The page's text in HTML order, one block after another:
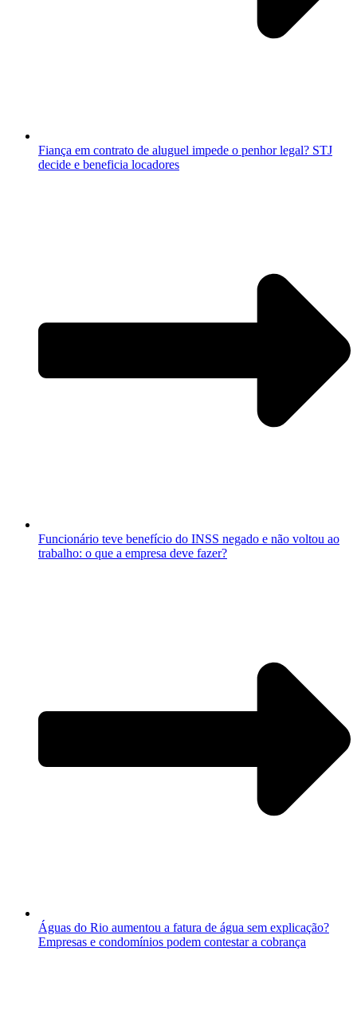
Fiança em contrato de aluguel impede o penhor legal? STJ
decide e beneficia locadores
Funcionário teve benefício do INSS negado e não voltou ao
trabalho: o que a empresa deve fazer?
Águas do Rio aumentou a fatura de água sem explicação?
Empresas e condomínios podem contestar a cobrança